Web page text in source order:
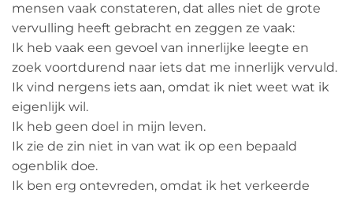
mensen vaak constateren, dat alles niet de grote
vervulling heeft gebracht en zeggen ze vaak:
Ik heb vaak een gevoel van innerlijke leegte en
zoek voortdurend naar iets dat me innerlijk vervuld.
Ik vind nergens iets aan, omdat ik niet weet wat ik
eigenlijk wil.
Ik heb geen doel in mijn leven.
Ik zie de zin niet in van wat ik op een bepaald
ogenblik doe.
Ik ben erg ontevreden, omdat ik het verkeerde